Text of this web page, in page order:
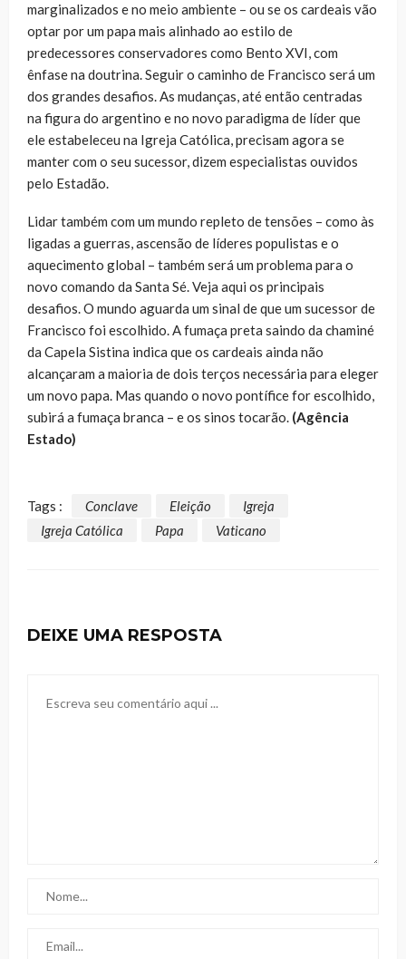
marginalizados e no meio ambiente – ou se os cardeais vão
optar por um papa mais alinhado ao estilo de
predecessores conservadores como Bento XVI, com
ênfase na doutrina. Seguir o caminho de Francisco será um
dos grandes desafios. As mudanças, até então centradas
na figura do argentino e no novo paradigma de líder que
ele estabeleceu na Igreja Católica, precisam agora se
manter com o seu sucessor, dizem especialistas ouvidos
pelo Estadão.
Lidar também com um mundo repleto de tensões – como às
ligadas a guerras, ascensão de líderes populistas e o
aquecimento global – também será um problema para o
novo comando da Santa Sé. Veja aqui os principais
desafios. O mundo aguarda um sinal de que um sucessor de
Francisco foi escolhido. A fumaça preta saindo da chaminé
da Capela Sistina indica que os cardeais ainda não
alcançaram a maioria de dois terços necessária para eleger
um novo papa. Mas quando o novo pontífice for escolhido,
subirá a fumaça branca – e os sinos tocarão. (Agência
Estado)
Tags : Conclave Eleição
Igreja
Igreja Católica
Papa Vaticano
DEIXE UMA RESPOSTA